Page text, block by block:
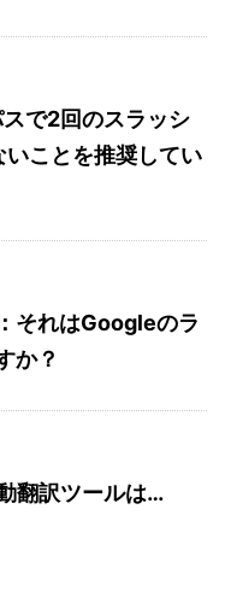
で2回のスラッシ
ことを推奨してい
それはGoogleのラ
か？
翻訳ツールは…